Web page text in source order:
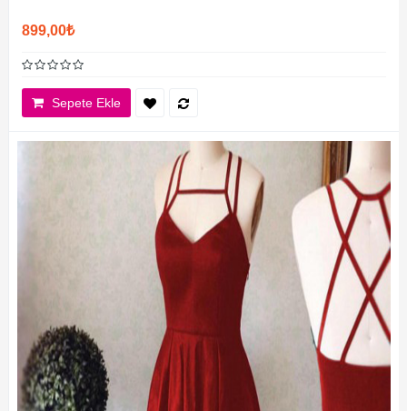
899,00₺
Sepete Ekle